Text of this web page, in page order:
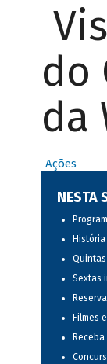
do
da
Ações
NESTA
História
Quintas
Sextas
Filmes